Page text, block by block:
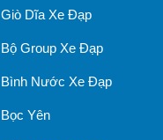
Giò Dĩa Xe Đạp
Bộ Group Xe Đạp
Bình Nước Xe Đạp
Bọc Yên